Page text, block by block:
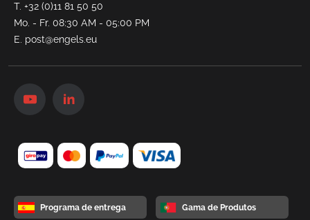
T. +32 (0)11 81 50 50
Mo. - Fr. 08:30 AM - 05:00 PM
E. post@engels.eu
Programa de entrega Gama de Produtos